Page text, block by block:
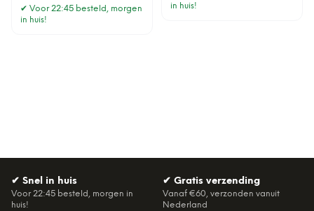
✔ Voor 22:45 besteld, morgen
in huis!
in huis!
✔ Snel in huis
Voor 22:45 besteld, morgen in
huis!
✔ Gratis verzending
Vanaf €60, verzonden vanuit
Nederland